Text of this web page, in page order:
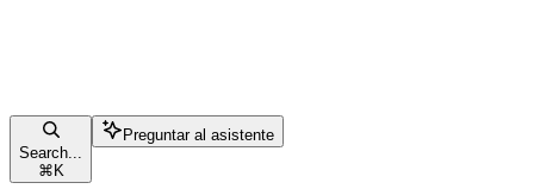
Search...
⌘ K
Preguntar al asistente